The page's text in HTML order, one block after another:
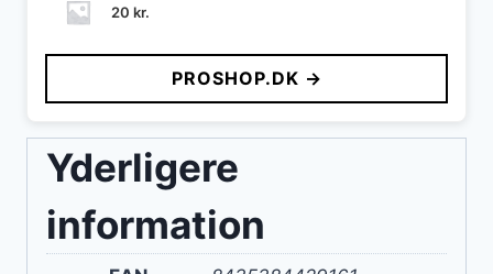
20 kr.
PROSHOP.DK →
Yderligere
information